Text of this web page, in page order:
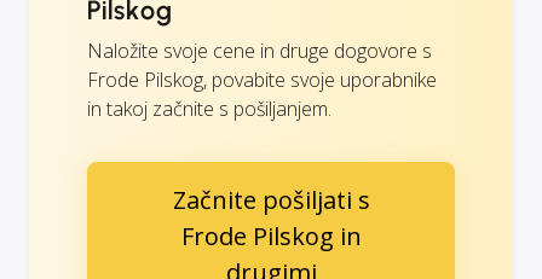
Pilskog
Naložite svoje cene in druge dogovore s
Frode Pilskog, povabite svoje uporabnike
in takoj začnite s pošiljanjem.
Začnite pošiljati s
Frode Pilskog in
drugimi